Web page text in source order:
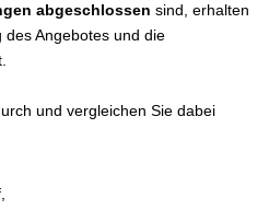
abgeschlossen sind, erhalten
Angebotes und die
und vergleichen Sie dabei